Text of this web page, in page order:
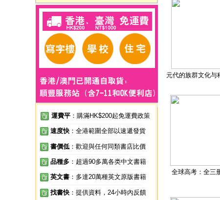
運費平 ：購滿HK$200起免運費政策
速度快 ：全港範圍全部以速遞發貨
書價低 ：歡迎與任何同類書店比價
品種多 ：超過90多萬各类中文書籍
英文書 ：多達20萬種英文原版書籍
找書快 ：提供資料，24小時內反饋
元代的族群文化与
全球高考：全三